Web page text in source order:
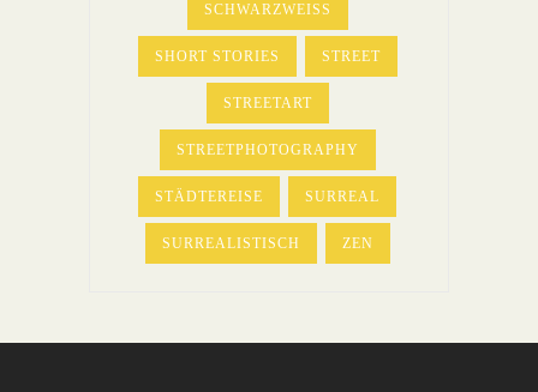
SCHWARZWEISS
SHORT STORIES STREET
STREETART
STREETPHOTOGRAPHY
STÄDTEREISE SURREAL
SURREALISTISCH ZEN